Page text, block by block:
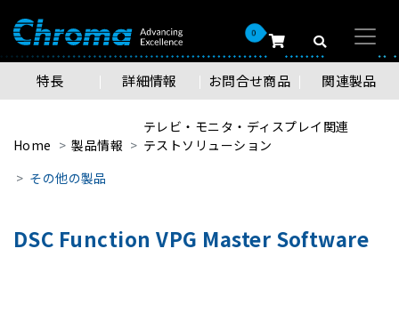
0
特長 詳細情報 お問合せ商品 関連製品
Home 製品情報
テレビ・モニタ・ディスプレイ関連
テストソリューション
その他の製品
DSC Function VPG Master Software